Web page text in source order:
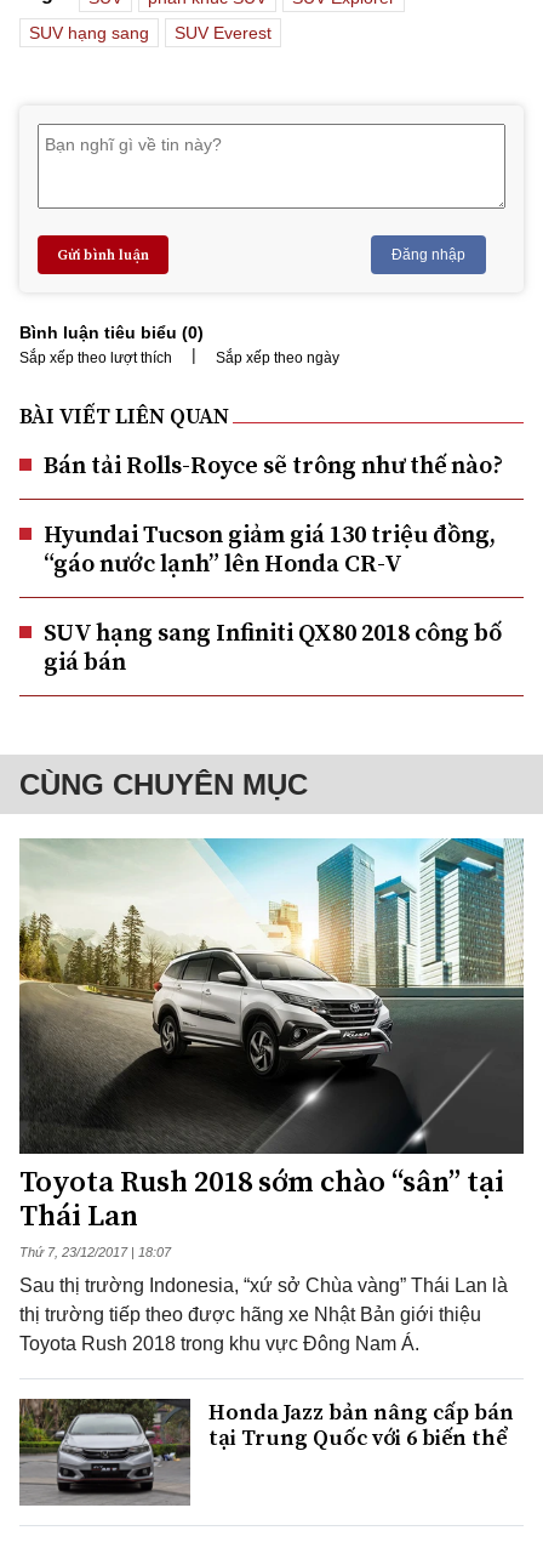
SUV hạng sang
SUV Everest
Gửi bình luận Đăng nhập
Bình luận tiêu biểu (0)
Sắp xếp theo lượt thích | Sắp xếp theo ngày
BÀI VIẾT LIÊN QUAN
Bán tải Rolls-Royce sẽ trông như thế nào?
Hyundai Tucson giảm giá 130 triệu đồng,
“gáo nước lạnh” lên Honda CR-V
SUV hạng sang Infiniti QX80 2018 công bố
giá bán
CÙNG CHUYÊN MỤC
Toyota Rush 2018 sớm chào “sân” tại
Thái Lan
Thứ 7, 23/12/2017 | 18:07
Sau thị trường Indonesia, “xứ sở Chùa vàng” Thái Lan là
thị trường tiếp theo được hãng xe Nhật Bản giới thiệu
Toyota Rush 2018 trong khu vực Đông Nam Á.
Honda Jazz bản nâng cấp bán
tại Trung Quốc với 6 biến thể